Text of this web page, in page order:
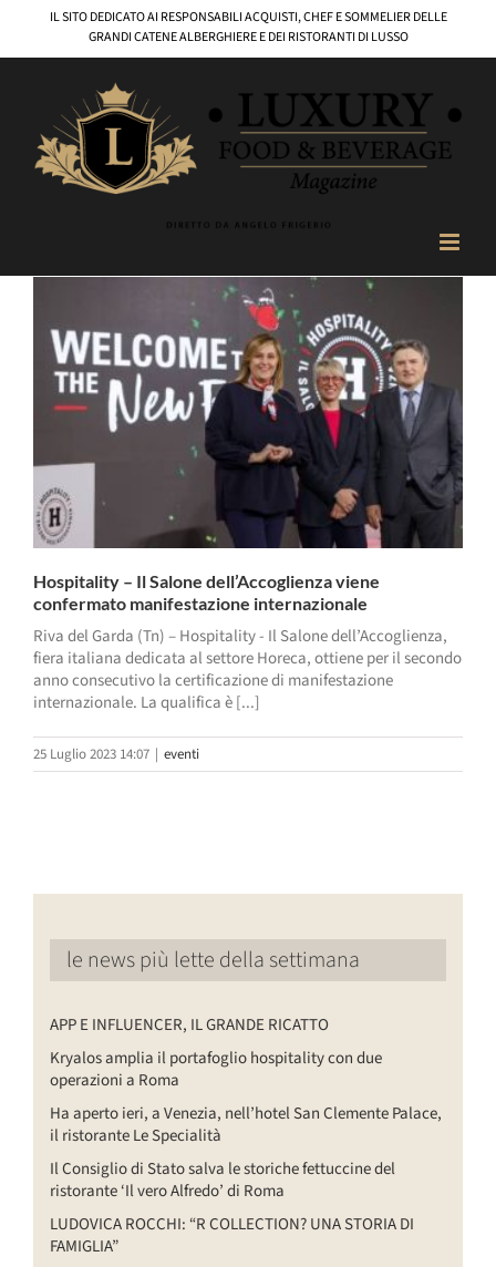
contenuto
IL SITO DEDICATO AI RESPONSABILI ACQUISTI, CHEF E SOMMELIER DELLE
GRANDI CATENE ALBERGHIERE E DEI RISTORANTI DI LUSSO
Hospitality – Il Salone dell’Accoglienza viene
confermato manifestazione internazionale
Riva del Garda (Tn) – Hospitality - Il Salone dell’Accoglienza,
fiera italiana dedicata al settore Horeca, ottiene per il secondo
anno consecutivo la certificazione di manifestazione
internazionale. La qualifica è [...]
25 Luglio 2023 14:07 | eventi
le news più lette della settimana
APP E INFLUENCER, IL GRANDE RICATTO
Kryalos amplia il portafoglio hospitality con due
operazioni a Roma
Ha aperto ieri, a Venezia, nell’hotel San Clemente Palace,
il ristorante Le Specialità
Il Consiglio di Stato salva le storiche fettuccine del
ristorante ‘Il vero Alfredo’ di Roma
LUDOVICA ROCCHI: “R COLLECTION? UNA STORIA DI
FAMIGLIA”